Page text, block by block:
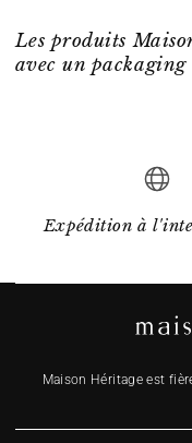
Les produits
avec un packaging
Expédition à
Maison Héritage est